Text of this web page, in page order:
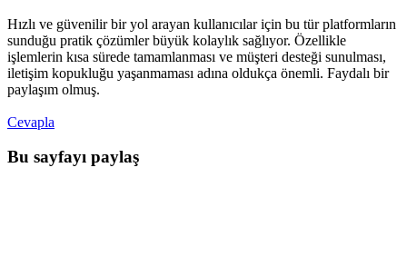
Hızlı ve güvenilir bir yol arayan kullanıcılar için bu tür platformların
sunduğu pratik çözümler büyük kolaylık sağlıyor. Özellikle
işlemlerin kısa sürede tamamlanması ve müşteri desteği sunulması,
iletişim kopukluğu yaşanmaması adına oldukça önemli. Faydalı bir
paylaşım olmuş.
Cevapla
Bu sayfayı paylaş